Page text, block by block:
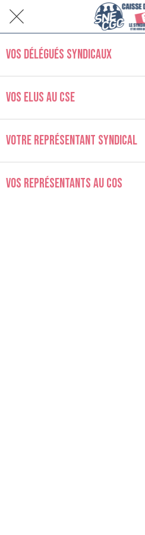
Vos Délégués Syndicaux
Vos Elus au CSE
Votre représentant syndical
Vos représentants au COS